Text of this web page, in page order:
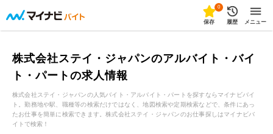
0
保存 履歴 メニュー
株式会社ステイ・ジャパンのアルバイト・バイ
ト・パートの求人情報
株式会社ステイ・ジャパンの人気バイト・アルバイト・パートを探すならマイナビバイ
ト。勤務地や駅、職種等の検索だけではなく、地図検索や定期検索などで、条件にあっ
たお仕事を簡単に検索できます。株式会社ステイ・ジャパンのお仕事探しはマイナビバ
イトで検索！